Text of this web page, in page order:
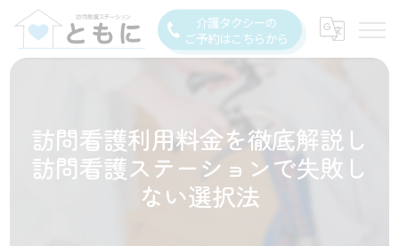
介護タクシーの
ご予約はこちらから
訪問看護利用料金を徹底解説し
訪問看護ステーションで失敗し
ない選択法